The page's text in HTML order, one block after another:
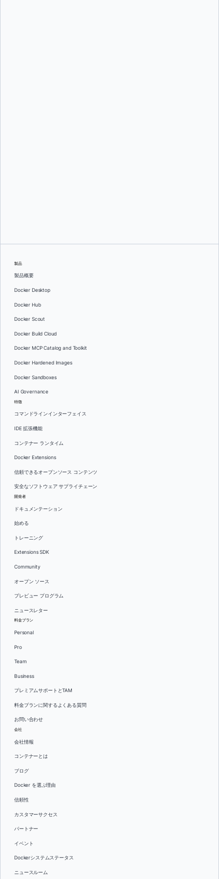
製品
製品概要
Docker Desktop
Docker Hub
Docker Scout
Docker Build Cloud
Docker MCP Catalog and Toolkit
Docker Hardened Images
Docker Sandboxes
AI Governance
特徴
コマンドラインインターフェイス
IDE 拡張機能
コンテナー ランタイム
Docker Extensions
信頼できるオープンソース コンテンツ
安全なソフトウェア サプライチェーン
開発者
ドキュメンテーション
始める
トレーニング
Extensions SDK
Community
オープン ソース
プレビュー プログラム
ニュースレター
料金プラン
Personal
Pro
Team
Business
プレミアムサポートとTAM
料金プランに関するよくある質問
お問い合わせ
会社
会社情報
コンテナーとは
ブログ
Docker を選ぶ理由
信頼性
カスタマーサクセス
パートナー
イベント
Dockerシステムステータス
ニュースルーム